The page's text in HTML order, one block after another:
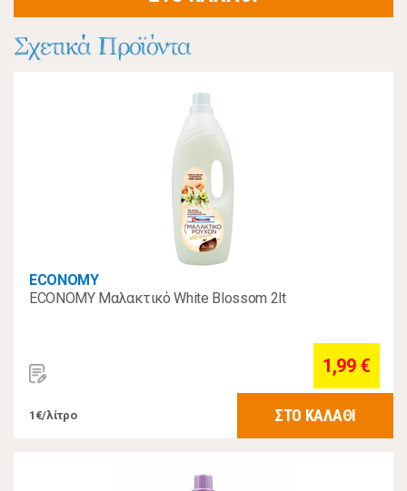
Σχετικά Προϊόντα
ECONOMY
ECONOMY Μαλακτικό White Blossom 2lt
1,99 €
1€/λίτρο ΣΤΟ ΚΑΛΑΘΙ